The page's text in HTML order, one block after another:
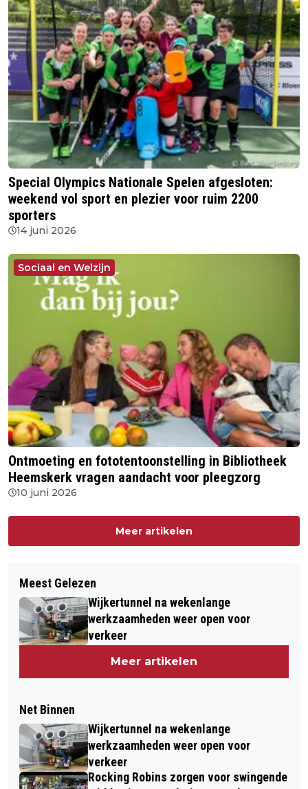
Special Olympics Nationale Spelen afgesloten:
weekend vol sport en plezier voor ruim 2200
sporters
14 juni 2026
Sociaal en Welzijn
Ontmoeting en fototentoonstelling in Bibliotheek
Heemskerk vragen aandacht voor pleegzorg
10 juni 2026
Meer artikelen
Meest Gelezen
Wijkertunnel na wekenlange
werkzaamheden weer open voor
verkeer
Meer artikelen
Net Binnen
Wijkertunnel na wekenlange
werkzaamheden weer open voor
verkeer
Rocking Robins zorgen voor swingende